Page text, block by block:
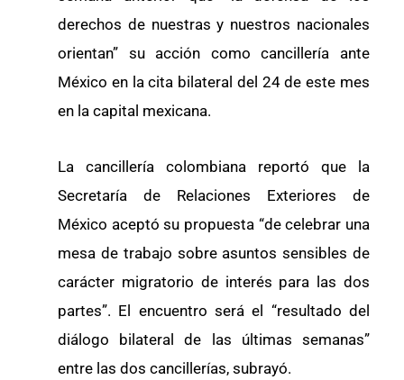
derechos de nuestras y nuestros nacionales
orientan” su acción como cancillería ante
México en la cita bilateral del 24 de este mes
en la capital mexicana.
La cancillería colombiana reportó que la
Secretaría de Relaciones Exteriores de
México aceptó su propuesta “de celebrar una
mesa de trabajo sobre asuntos sensibles de
carácter migratorio de interés para las dos
partes”. El encuentro será el “resultado del
diálogo bilateral de las últimas semanas”
entre las dos cancillerías, subrayó.